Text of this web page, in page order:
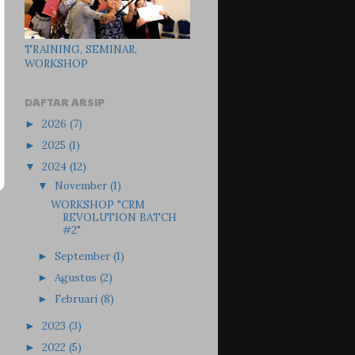
TRAINING, SEMINAR,
WORKSHOP
DAFTAR ARSIP
► 2026 (7)
► 2025 (1)
▼ 2024 (12)
▼ November(1)
WORKSHOP "CRM
REVOLUTION BATCH
#2"
► September(1)
► Agustus (2)
► Februari (8)
► 2023 (3)
► 2022 (5)